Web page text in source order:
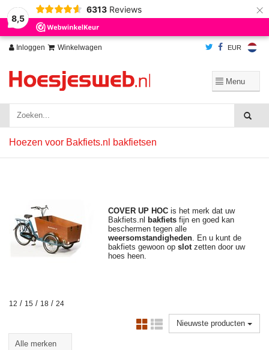
8,5
6313 Reviews ×
Inloggen Winkelwagen EUR
Hoezen voor Bakfiets.nl bakfietsen
COVER UP HOC is het merk dat uw
Bakfiets.nl bakfiets fijn en goed kan
beschermen tegen alle
weersomstandigheden. En u kunt de
bakfiets gewoon op slotzetten door uw
hoes heen.
12 / 15 / 18 / 24
Nieuwste producten
Wij slaan cookies op om onze website te verbeteren. Is dat akkoord?
Ja
Nee